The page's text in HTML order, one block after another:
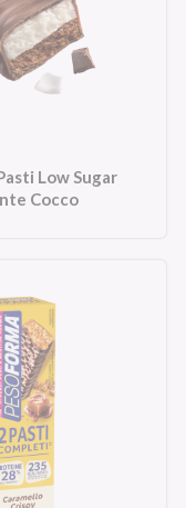
Low Sugar
Cocco